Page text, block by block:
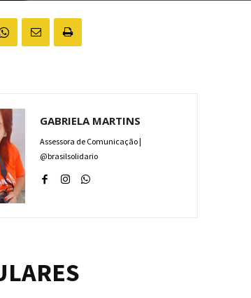
GABRIELA MARTINS
Assessora de Comunicação |
@brasilsolidario